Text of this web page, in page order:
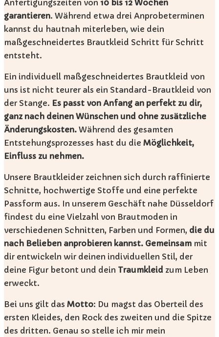
Anfertigungszeiten von 10 bis 12 Wochen
garantieren. Während etwa drei Anprobeterminen
kannst du hautnah miterleben, wie dein
maßgeschneidertes Brautkleid Schritt für Schritt
entsteht.
Ein individuell maßgeschneidertes Brautkleid von
uns ist nicht teurer als ein Standard-Brautkleid von
der Stange. Es passt von Anfang an perfekt zu dir,
ganz nach deinen Wünschen und ohne zusätzliche
Änderungskosten. Während des gesamten
Entstehungsprozesses hast du die Möglichkeit,
Einfluss zu nehmen.
Unsere Brautkleider zeichnen sich durch raffinierte
Schnitte, hochwertige Stoffe und eine perfekte
Passform aus. In unserem Geschäft nahe Düsseldorf
findest du eine Vielzahl von Brautmoden in
verschiedenen Schnitten, Farben und Formen, die du
nach Belieben anprobieren kannst. Gemeinsam mit
dir entwickeln wir deinen individuellen Stil, der
deine Figur betont und dein Traumkleid zum Leben
erweckt.
Bei uns gilt das Motto: Du magst das Oberteil des
ersten Kleides, den Rock des zweiten und die Spitze
des dritten. Genau so stelle ich mir mein